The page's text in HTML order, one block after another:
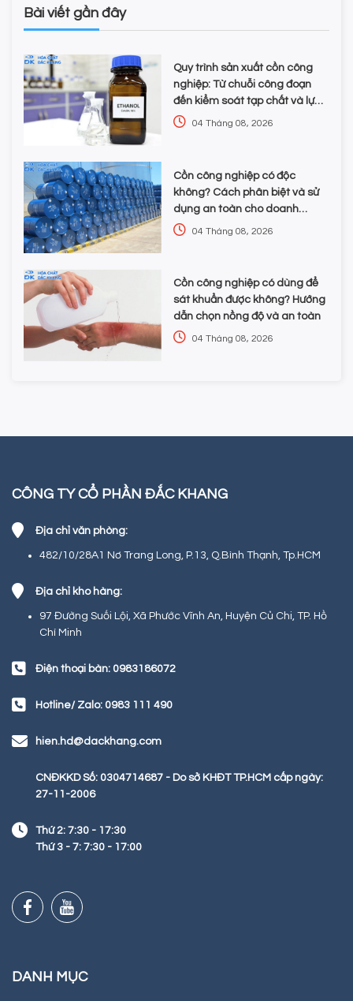
Bài viết gần đây
Quy trình sản xuất cồn công
nghiệp: Từ chuỗi công đoạn
đến kiểm soát tạp chất và lựa
chọn hóa chất
04 Tháng 08, 2026
Cồn công nghiệp có độc
không? Cách phân biệt và sử
dụng an toàn cho doanh
nghiệp
04 Tháng 08, 2026
Cồn công nghiệp có dùng để
sát khuẩn được không? Hướng
dẫn chọn nồng độ và an toàn
04 Tháng 08, 2026
CÔNG TY CỔ PHẦN ĐẮC KHANG
Địa chỉ văn phòng:
482/10/28A1 Nơ Trang Long, P.13, Q.Bình Thạnh, Tp.HCM
Địa chỉ kho hàng:
97 Đường Suối Lội, Xã Phước Vĩnh An, Huyện Củ Chi, TP. Hồ
Chí Minh
Điện thoại bàn: 0983186072
Hotline/ Zalo: 0983 111 490
hien.hd@dackhang.com
CNĐKKD Số: 0304714687 - Do sở KHĐT TP.HCM cấp ngày:
27-11-2006
Thứ 2: 7:30 - 17:30
Thứ 3 - 7: 7:30 - 17:00
DANH MỤC